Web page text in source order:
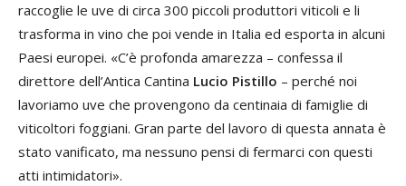
raccoglie le uve di circa 300 piccoli produttori viticoli e li
trasforma in vino che poi vende in Italia ed esporta in alcuni
Paesi europei. «C’è profonda amarezza – confessa il
direttore dell’Antica Cantina Lucio Pistillo – perché noi
lavoriamo uve che provengono da centinaia di famiglie di
viticoltori foggiani. Gran parte del lavoro di questa annata è
stato vanificato, ma nessuno pensi di fermarci con questi
atti intimidatori».